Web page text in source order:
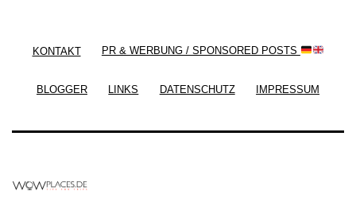
KONTAKT PR & WERBUNG / SPONSORED POSTS
BLOGGER LINKS DATENSCHUTZ IMPRESSUM